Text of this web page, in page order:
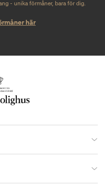
- unika förmåner, bara för dig.
här